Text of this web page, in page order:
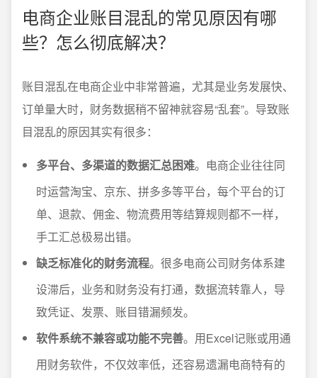
电商企业账目混乱的常见原因有哪
些？怎么彻底解决？
账目混乱在电商企业中非常普遍，尤其是业务发展快、
订单量大时，财务数据稍不留神就容易“乱套”。导致账
目混乱的原因其实有很多：
多平台、多渠道的数据汇总困难。电商企业往往同
时运营淘宝、京东、拼多多等平台，每个平台的订
单、退款、佣金、物流费用等结算规则都不一样，
手工汇总极易出错。
缺乏标准化的财务流程。很多电商公司财务体系建
设滞后，业务和财务没有打通，数据流转靠人，导
致凭证、发票、账目错漏频发。
软件系统不兼容或功能不完善。用Excel记账或用通
用财务软件，不仅效率低，还容易遗漏电商特有的